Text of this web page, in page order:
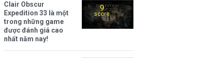
9
score
Clair Obscur
Expedition 33 là một
trong những game
được đánh giá cao
nhất năm nay!